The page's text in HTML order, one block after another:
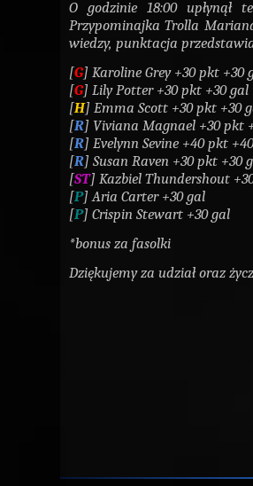
O godzinie 18:00 upłynął
Przypominajka Trolla
wiedzy, punktacja
[G] Karoline Grey +30 pkt +30
[G] Lily Potter +30 pkt +30 gal
[H] Emma Scott +30 pkt +30
[R] Viviana Magnael +30 pkt
[R] Evelynn Sevine +40 pkt
[R] Susan Raven +30 pkt +30
[ST] Kazbiel Thundershout
[P] Aria Carter +30 gal
[P] Crispin Stewart +30 gal
*bonus za fasolki
Dziękujemy za udział oraz